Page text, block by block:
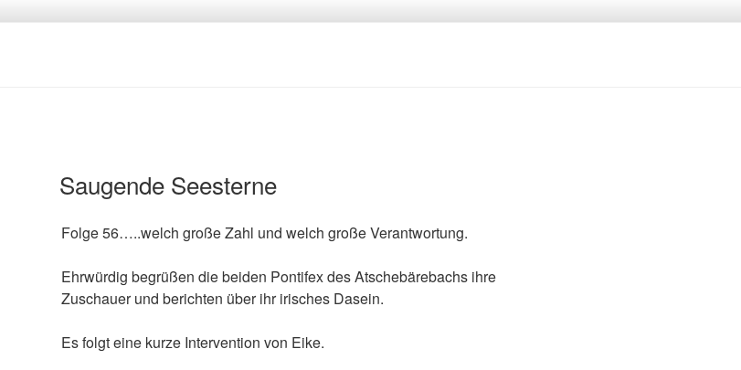
Saugende Seesterne
Folge 56…..welch große Zahl und welch große Verantwortung.
Ehrwürdig begrüßen die beiden Pontifex des Atschebärebachs ihre
Zuschauer und berichten über ihr irisches Dasein.
Es folgt eine kurze Intervention von Eike.